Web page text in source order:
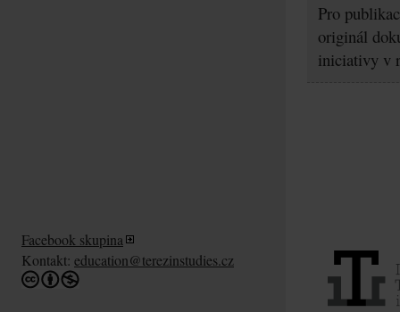
Pro
originál
iniciativy v
Facebook skupina
Kontakt: education@terezinstudies.cz